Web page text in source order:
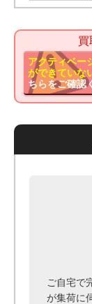
買
アクティベー
ができていな
ちらをご確認
ご自宅で
が集荷に